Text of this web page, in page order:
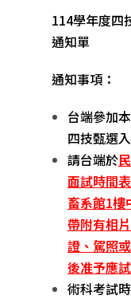
114學年度四
通知單
通知事項：
台端參加
四技甄選
請台端於
面試時間
畜系館1樓
帶附有相
證、駕照
後准予應
術科考試